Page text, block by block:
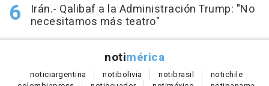
Irán.- Qalibaf a la Administración Trump: "No
necesitamos más teatro"
notimérica
noticiargentina notibolivia notibrasil notichile